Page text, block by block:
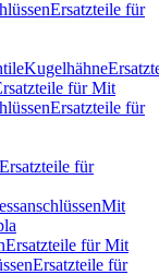
Ersatzteile für
Kugelhähne
für Mit
Ersatzteile für
Ersatzteile für
Mit
Ersatzteile für Mit
Ersatzteile für